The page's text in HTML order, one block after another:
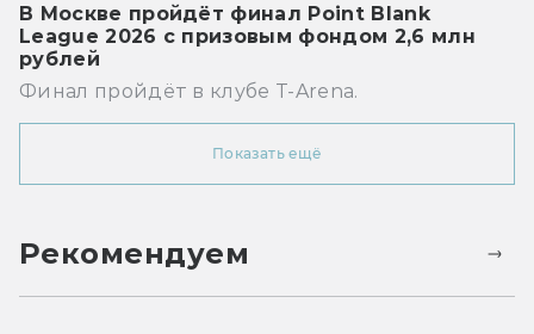
В Москве пройдёт финал Point Blank
League 2026 с призовым фондом 2,6 млн
рублей
Финал пройдёт в клубе T-Arena.
Показать ещё
Рекомендуем